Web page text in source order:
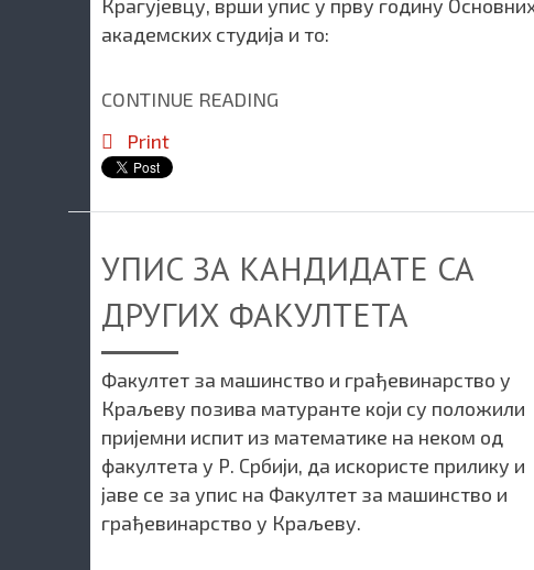
Крагујевцу, врши упис у прву годину
академских студија и то:
CONTINUE READING
Print
УПИС ЗА КАНДИДАТЕ СА
ДРУГИХ ФАКУЛТЕТА
Факултет за машинство и грађевинарство у
Краљеву позива матуранте који су положили
пријемни испит из математике на неком од
факултета у Р. Србији, да искористе прилику и
јаве се за упис на Факултет за машинство и
грађевинарство у Краљеву.